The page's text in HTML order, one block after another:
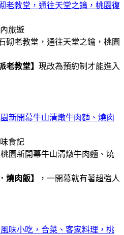
老教堂，通往天堂之鑰，桃園復
旅遊
老教堂】 現改為預約制才能進入
新開幕牛山清燉牛肉麵、燒肉
食記
燒肉飯】
，一開幕就有著超強人
味小吃，合菜、客家料理，桃